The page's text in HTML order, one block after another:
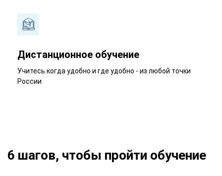
Дистанционное обучение
Учитесь когда удобно и где удобно - из любой точки
России
6 шагов, чтобы пройти обучение